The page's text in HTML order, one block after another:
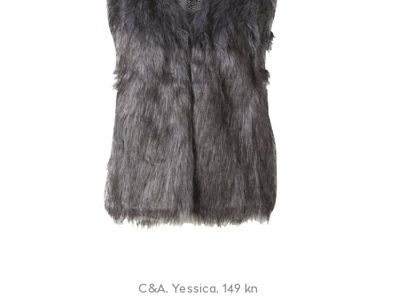
C&A, Yessica, 149 kn